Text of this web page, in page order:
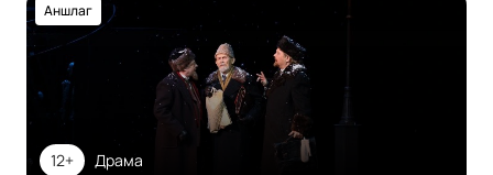
Аншлаг
Драма
12+